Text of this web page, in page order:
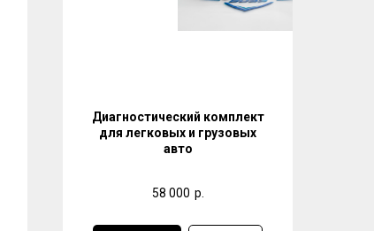
Диагностический комплект
для легковых и грузовых
авто
58 000 р.